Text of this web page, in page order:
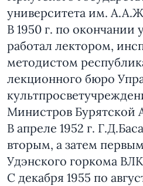
университета им.
В 1950 г. по окончании
работал лектором,
методистом
лекционного бюро
Министров Бурятской
В апреле 1952 г.
вторым, а затем
Удэнского горкома
С декабря 1955 по